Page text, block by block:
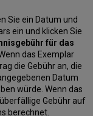
Sie ein Datum und
ein und klicken Sie
für das
das Exemplar
die Gebühr an, die
Datum
würde. Wenn das
Gebühr auf
berechnet.